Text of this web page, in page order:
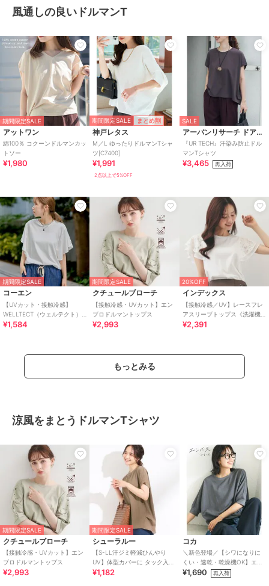
風通しの良いドルマンT
期間限定SALE
アットワン
綿100％ コクーンドルマンカッ
トソー
¥1,980
期間限定SALE まとめ割
神戸レタス
M／L ゆったりドルマンTシャ
ツ[C7400]
¥1,991
2点以上で5%OFF
SALE
アーバンリサーチ ドアーズ
『UR TECH』汗染み防止ドル
マンTシャツ
¥3,465 再入荷
期間限定SALE
コーエン
【UVカット・接触冷感】
WELLTECT（ウェルテクト）
USAコットン フレアスリーブ
¥1,584
期間限定SALE
クチュールブローチ
【接触冷感・UVカット】エン
ブロドルマントップス
¥2,993
20%OFF
インデックス
【接触冷感／UV】レースフレ
アスリーブトップス《洗濯機
OK》
¥2,391
もっとみる
涼風をまとうドルマンTシャツ
期間限定SALE
クチュールブローチ
【接触冷感・UVカット】エン
ブロドルマントップス
¥2,993
期間限定SALE
シューラルー
【S-LL汗ジミ軽減ひんやり
UV】体型カバーに タック入り
ドルマントップス
¥1,182
コカ
＼新色登場／【シワになりに
くい・速乾・乾燥機OK】エン
ボスドルマントップス 全5色
¥1,690 再入荷